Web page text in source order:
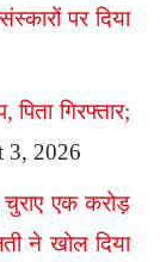
पर दिया
गिरफ्तार;
3, 2026
चुराए एक करोड़
ने खोल दिया